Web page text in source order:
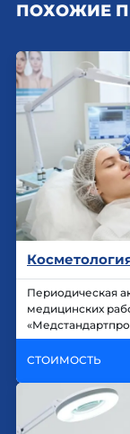
ПОХОЖИЕ
Периодическая
медицинских
СТОИМОСТЬ